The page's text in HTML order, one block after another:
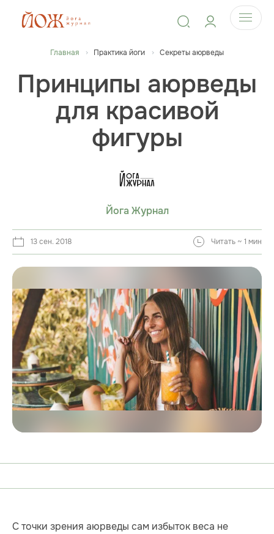
Главная Практика йоги Секреты аюрведы
Принципы аюрведы
для красивой
фигуры
Йога Журнал
13 сен. 2018 Читать ~ 1 мин
С точки зрения аюрведы сам избыток веса не